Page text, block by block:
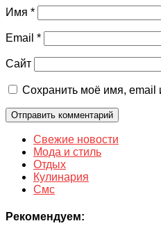
Имя *
Email *
Сайт
Сохранить моё имя, email
Свежие новости
Мода и стиль
Отдых
Кулинария
Смс
Рекомендуем: